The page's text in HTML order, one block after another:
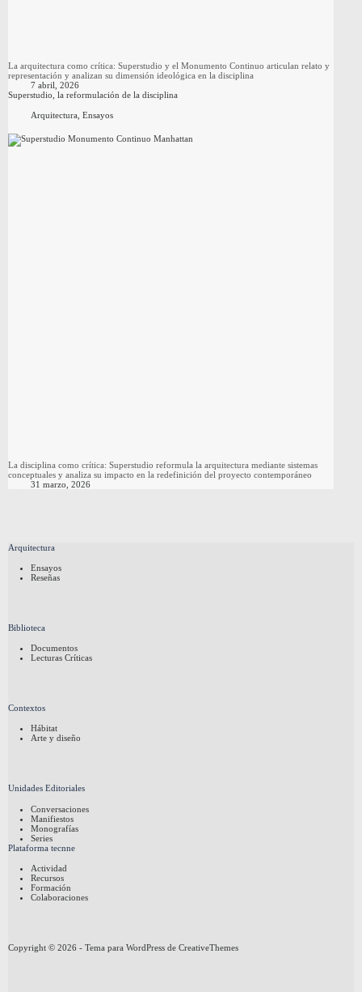
La arquitectura como crítica: Superstudio y el Monumento Continuo articulan relato y
representación y analizan su dimensión ideológica en la disciplina
7 abril, 2026
Superstudio, la reformulación de la disciplina
Arquitectura, Ensayos
La disciplina como crítica: Superstudio reformula la arquitectura mediante sistemas
conceptuales y analiza su impacto en la redefinición del proyecto contemporáneo
31 marzo, 2026
Arquitectura
Ensayos
Reseñas
Biblioteca
Documentos
Lecturas Críticas
Contextos
Hábitat
Arte y diseño
Unidades Editoriales
Conversaciones
Manifiestos
Monografías
Series
Plataforma tecnne
Actividad
Recursos
Formación
Colaboraciones
Copyright © 2026 - Tema para WordPress de CreativeThemes